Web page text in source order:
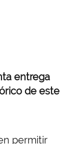
entrega
de este
permitir